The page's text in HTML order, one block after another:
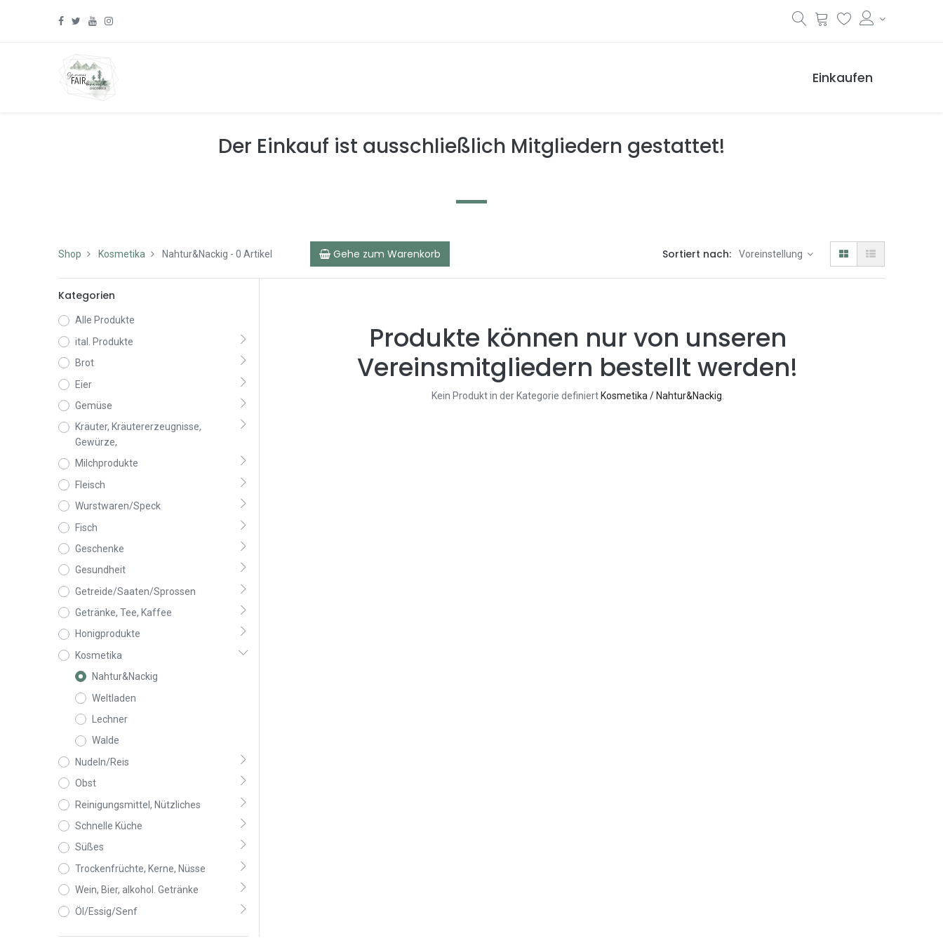
Einkaufen
Der Einkauf ist ausschließlich Mitgliedern gestattet!
Shop Kosmetika Nahtur&Nackig - 0 Artikel Gehe zum Warenkorb Sortiert nach: Voreinstellung
Kategorien
Alle Produkte
ital. Produkte
Brot
Eier
Gemüse
Kräuter, Kräutererzeugnisse,
Gewürze,
Milchprodukte
Fleisch
Wurstwaren/Speck
Fisch
Geschenke
Gesundheit
Getreide/Saaten/Sprossen
Getränke, Tee, Kaffee
Honigprodukte
Kosmetika
Nahtur&Nackig
Weltladen
Lechner
Walde
Nudeln/Reis
Obst
Reinigungsmittel, Nützliches
Schnelle Küche
Süßes
Trockenfrüchte, Kerne, Nüsse
Wein, Bier, alkohol. Getränke
Öl/Essig/Senf
Produkte können nur von unseren
Vereinsmitgliedern bestellt werden!
Kein Produkt in der Kategorie definiert Kosmetika / Nahtur&Nackig.